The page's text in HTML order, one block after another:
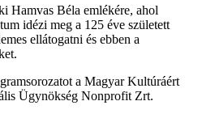
Hamvas Béla emlékére, ahol
idézi meg a 125 éve született
ellátogatni és ebben a
a Magyar Kultúráért
Ügynökség Nonprofit Zrt.